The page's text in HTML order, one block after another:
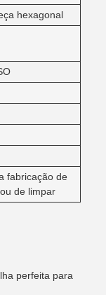
hexagonal
fabricação de
de limpar
perfeita para